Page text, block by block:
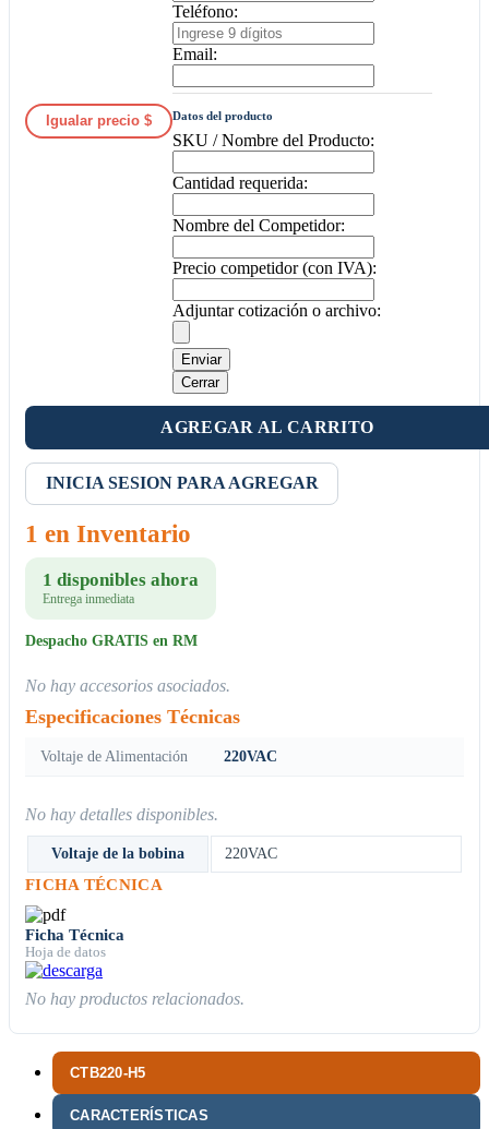
CTB220-H5
CARACTERÍSTICAS
Igualar precio $
Teléfono:
Email:
Datos del producto
SKU / Nombre del Producto:
Cantidad requerida:
Nombre del Competidor:
Precio competidor (con IVA):
Adjuntar cotización o archivo:
Enviar
Cerrar
AGREGAR AL CARRITO
INICIA SESION PARA AGREGAR
1 en Inventario
1 disponibles ahora
Entrega inmediata
Despacho GRATIS en RM
No hay accesorios asociados.
Especificaciones Técnicas
Voltaje de Alimentación 220VAC
No hay detalles disponibles.
Voltaje de la bobina 220VAC
FICHA TÉCNICA
Ficha Técnica
Hoja de datos
No hay productos relacionados.